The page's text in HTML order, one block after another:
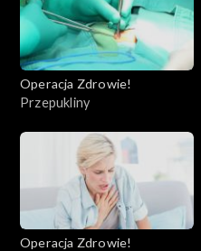
Operacja Zdrowie!
Przepukliny
Operacja Zdrowie!